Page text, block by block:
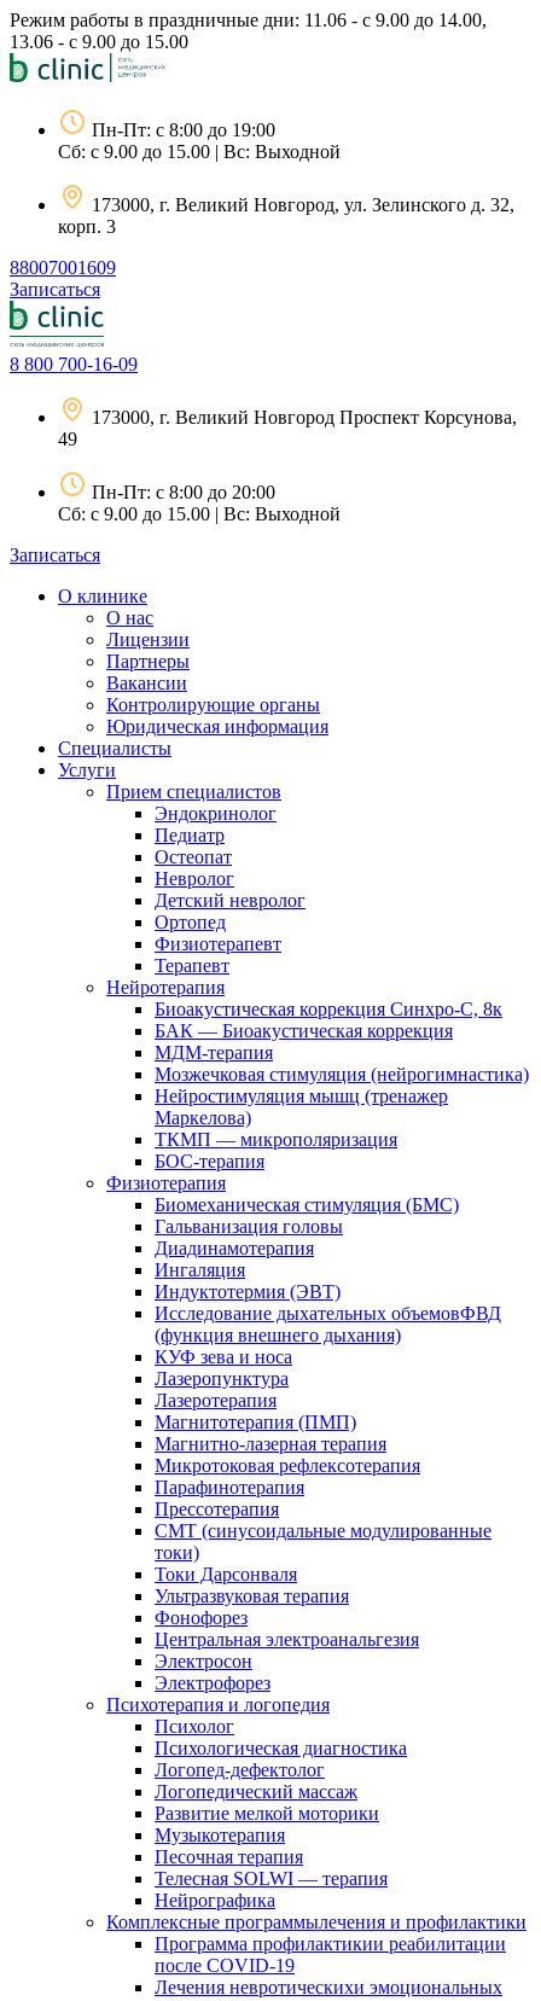
Перейти
к
содержимому
Режим работы в праздничные дни: 11.06 - с 9.00 до 14.00,
13.06 - с 9.00 до 15.00
Пн-Пт: с 8:00 до 19:00
Сб: с 9.00 до 15.00 | Вс: Выходной
173000, г. Великий Новгород, ул. Зелинского д. 32,
корп. 3
88007001609
Записаться
8 800 700-16-09
173000, г. Великий Новгород Проспект Корсунова,
49
Пн-Пт: с 8:00 до 20:00
Сб: с 9.00 до 15.00 | Вс: Выходной
Записаться
О клинике
О нас
Лицензии
Партнеры
Вакансии
Контролирующие органы
Юридическая информация
Специалисты
Услуги
Прием специалистов
Эндокринолог
Педиатр
Остеопат
Невролог
Детский невролог
Ортопед
Физиотерапевт
Терапевт
Нейротерапия
Биоакустическая коррекция Синхро-С, 8к
БАК — Биоакустическая коррекция
МДМ-терапия
Мозжечковая стимуляция (нейрогимнастика)
Нейростимуляция мышц (тренажер
Маркелова)
ТКМП — микрополяризация
БОС-терапия
Физиотерапия
Биомеханическая стимуляция (БМС)
Гальванизация головы
Диадинамотерапия
Ингаляция
Индуктотермия (ЭВТ)
Исследование дыхательных объемовФВД
(функция внешнего дыхания)
КУФ зева и носа
Лазеропунктура
Лазеротерапия
Магнитотерапия (ПМП)
Магнитно-лазерная терапия
Микротоковая рефлексотерапия
Парафинотерапия
Прессотерапия
СМТ (синусоидальные модулированные
токи)
Токи Дарсонваля
Ультразвуковая терапия
Фонофорез
Центральная электроанальгезия
Электросон
Электрофорез
Психотерапия и логопедия
Психолог
Психологическая диагностика
Логопед-дефектолог
Логопедический массаж
Развитие мелкой моторики
Музыкотерапия
Песочная терапия
Телесная SOLWI — терапия
Нейрографика
Комплексные программылечения и профилактики
Программа профилактикии реабилитации
после COVID-19
Лечения невротическихи эмоциональных